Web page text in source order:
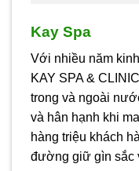
Kay Spa
Với nhiều năm
KAY SPA &
trong và ngoài
và hân hạnh khi
hàng triệu khách
đường giữ gìn sắc